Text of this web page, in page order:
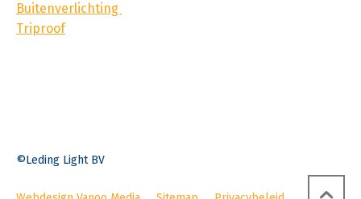
Buitenverlichting
Triproof
©Leding Light BV